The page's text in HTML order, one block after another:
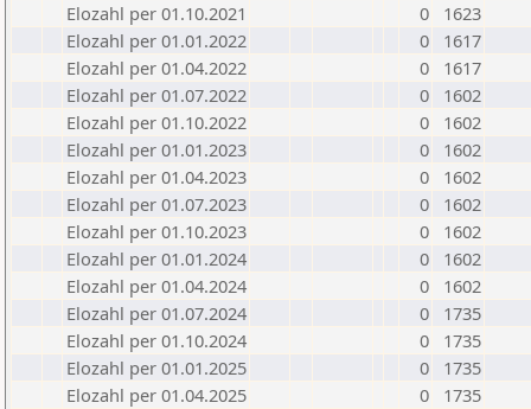
Elozahl per 01.10.2021
0
1623
Elozahl per 01.01.2022
0
1617
Elozahl per 01.04.2022
0
1617
Elozahl per 01.07.2022
0
1602
Elozahl per 01.10.2022
0
1602
Elozahl per 01.01.2023
0
1602
Elozahl per 01.04.2023
0
1602
Elozahl per 01.07.2023
0
1602
Elozahl per 01.10.2023
0
1602
Elozahl per 01.01.2024
0
1602
Elozahl per 01.04.2024
0
1602
Elozahl per 01.07.2024
0
1735
Elozahl per 01.10.2024
0
1735
Elozahl per 01.01.2025
0
1735
Elozahl per 01.04.2025
0
1735